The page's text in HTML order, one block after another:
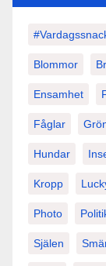
Blommor
Ensamhet
Fåglar
Hundar
Kropp
Photo
Själen